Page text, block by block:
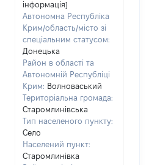
інформація]
Автономна Республіка
Крим/область/місто зі
спеціальним статусом:
Донецька
Район в області та
Автономній Республіці
Крим: Волноваський
Територіальна громада:
Старомлинівська
Тип населеного пункту:
Село
Населений пункт:
Старомлинівка